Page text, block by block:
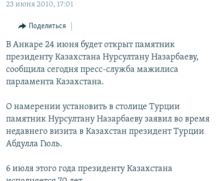
навигации
Вернутся
поиску
УЗБЕКИСТАН
ТАДЖИКИСТАН
НА ДРУГИХ ЯЗЫКАХ
ҚАЗАҚША
КЫРГЫЗЧА
ЎЗБЕКЧА
ТОҶИКӢ
Все сайты РСЕ/РС
23 июня 2010, 17:01
Поделиться
В Анкаре 24 июня будет открыт памятник
президенту Казахстана Нурсултану Назарбаеву,
сообщила сегодня пресс-служба мажилиса
парламента Казахстана.
О намерении установить в столице Турции
памятник Нурсултану Назарбаеву заявил во время
недавнего визита в Казахстан президент Турции
Абдулла Гюль.
6 июля этого года президенту Казахстана